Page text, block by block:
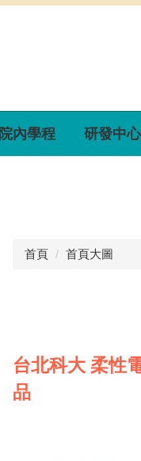
院內學程 研發中心
首頁 首頁大圖
台北科大 柔性
品